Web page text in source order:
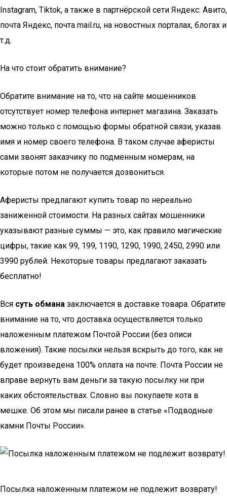
Instagram, Tiktok, а также в партнёрской сети Яндекс: Авито,
почта Яндекс, почта mail.ru, на новостных порталах, блогах и
т.д.
На что стоит обратить внимание?
Обратите внимание на то, что на сайте мошенников
отсутствует номер телефона интернет магазина. Заказать
можно только с помощью формы обратной связи, указав
имя и номер своего телефона. В таком случае аферисты
сами звонят заказчику по подменным номерам, на
которые потом не получается дозвониться.
Аферисты предлагают купить товар по нереально
заниженной стоимости. На разных сайтах мошенники
указывают разные суммы — это, как правило магические
цифры, такие как 99, 199, 1190, 1290, 1990, 2450, 2990 или
3990 рублей. Некоторые товары предлагают заказать
бесплатно!
Вся суть обмана заключается в доставке товара. Обратите
внимание на то, что доставка осуществляется только
наложенным платежом Почтой России (без описи
вложения). Такие посылки нельзя вскрыть до того, как не
будет произведена 100% оплата на почте. Почта России не
вправе вернуть вам деньги за такую посылку ни при
каких обстоятельствах. Словно вы покупаете кота в
мешке. Об этом мы писали ранее в статье «Подводные
камни Почты России».
Посылка наложенным платежом не подлежит возврату!